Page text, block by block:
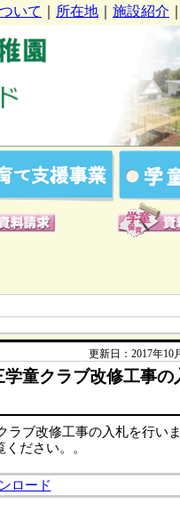
いて 所在地 施設紹介
更新日：2017年10
学童クラブ改修工事の
ラブ改修工事の入札を行い
ださい。。
ロード